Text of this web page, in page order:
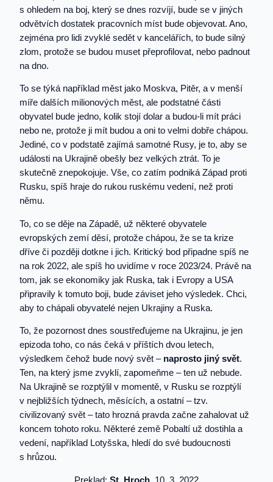
s ohledem na boj, který se dnes rozvíjí, bude se v jiných
odvětvích dostatek pracovních míst bude objevovat. Ano,
zejména pro lidi zvyklé sedět v kancelářích, to bude silný
zlom, protože se budou muset přeprofilovat, nebo padnout
na dno.
To se týká například měst jako Moskva, Pitěr, a v menší
míře dalších milionových měst, ale podstatné části
obyvatel bude jedno, kolik stojí dolar a budou-li mít práci
nebo ne, protože ji mít budou a oni to velmi dobře chápou.
Jediné, co v podstatě zajímá samotné Rusy, je to, aby se
události na Ukrajině obešly bez velkých ztrát. To je
skutečně znepokojuje. Vše, co zatím podniká Západ proti
Rusku, spíš hraje do rukou ruskému vedení, než proti
němu.
To, co se děje na Západě, už některé obyvatele
evropských zemí děsí, protože chápou, že se ta krize
dříve či později dotkne i jich. Kritický bod připadne spíš ne
na rok 2022, ale spíš ho uvidíme v roce 2023/24. Právě na
tom, jak se ekonomiky jak Ruska, tak i Evropy a USA
připravily k tomuto boji, bude záviset jeho výsledek. Chci,
aby to chápali obyvatelé nejen Ukrajiny a Ruska.
To, že pozornost dnes soustřeďujeme na Ukrajinu, je jen
epizoda toho, co nás čeká v příštích dvou letech,
výsledkem čehož bude nový svět – naprosto jiný svět.
Ten, na který jsme zvyklí, zapomeňme – ten už nebude.
Na Ukrajině se rozptýlil v momentě, v Rusku se rozptýlí
v nejbližších týdnech, měsících, a ostatní – tzv.
civilizovaný svět – tato hrozná pravda začne zahalovat už
koncem tohoto roku. Některé země Pobaltí už dostihla a
vedení, například Lotyšska, hledí do své budoucnosti
s hrůzou.